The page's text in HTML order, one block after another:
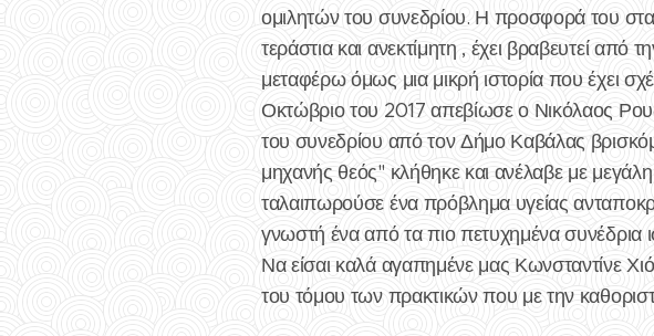
ομιλητών του συνεδρίου. Η προσφορά του
τεράστια και ανεκτίμητη , έχει βραβευτεί
μεταφέρω όμως μια μικρή ιστορία που έχει
Οκτώβριο του 2017 απεβίωσε ο Νικόλαος
του συνεδρίου από τον Δήμο Καβάλας
μηχανής θεός" κλήθηκε και ανέλαβε με
ταλαιπωρούσε ένα πρόβλημα υγείας
γνωστή ένα από τα πιο πετυχημένα συνέδρια
Να είσαι καλά αγαπημένε μας Κωνσταντίνε
του τόμου των πρακτικών που με την